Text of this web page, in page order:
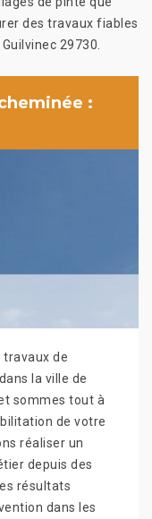
des travaux fiables
29730.
:
de
la ville de
sommes tout à
de votre
réaliser un
depuis des
résultats
dans les